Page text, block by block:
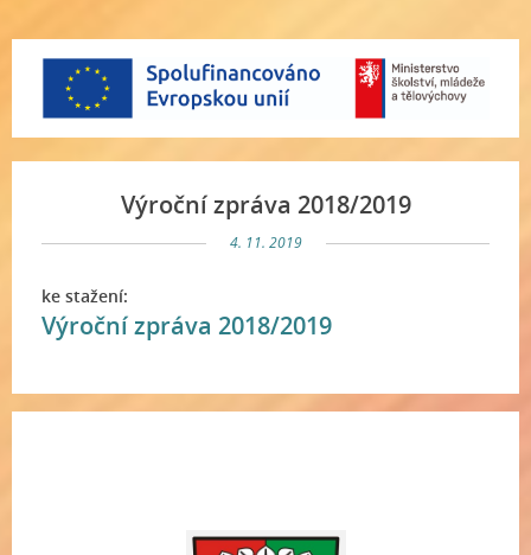
Výroční zpráva 2018/2019
4. 11. 2019
ke stažení:
Výroční zpráva 2018/2019